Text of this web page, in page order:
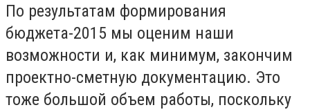
По результатам формирования
бюджета-2015 мы оценим наши
возможности и, как минимум, закончим
проектно-сметную документацию. Это
тоже большой объем работы, поскольку